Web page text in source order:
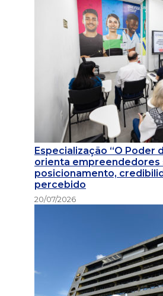
Especialização “O Poder
orienta empreendedores
posicionamento,
percebido
20/07/2026